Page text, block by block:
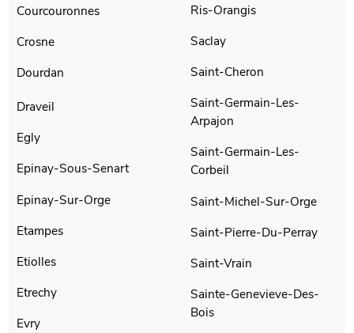
Courcouronnes
Crosne
Dourdan
Draveil
Egly
Epinay-Sous-Senart
Epinay-Sur-Orge
Etampes
Etiolles
Etrechy
Evry
Ris-Orangis
Saclay
Saint-Cheron
Saint-Germain-Les-
Arpajon
Saint-Germain-Les-
Corbeil
Saint-Michel-Sur-Orge
Saint-Pierre-Du-Perray
Saint-Vrain
Sainte-Genevieve-Des-
Bois